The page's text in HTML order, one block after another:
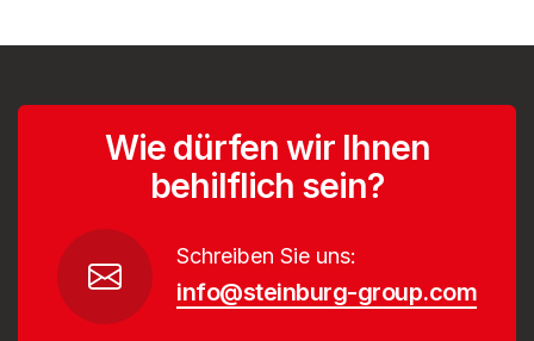
Wie dürfen wir Ihnen
behilflich sein?
Schreiben Sie uns:
info@steinburg-group.com